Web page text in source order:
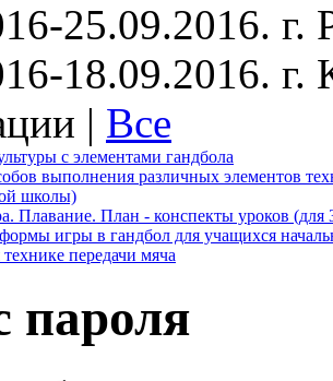
25.09.2016. г.
18.09.2016.
| Все
с элементами гандбола
выполнения различных элементов
школы)
Плавание. План - конспекты уроков (для
игры в гандбол для учащихся
передачи мяча
пароля